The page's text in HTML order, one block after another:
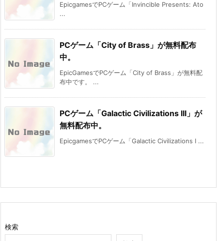
EpicgamesでPCゲーム「Invincible Presents: Ato
...
PCゲーム「City of Brass」が無料配布
中。
EpicGamesでPCゲーム「City of Brass」が無料配
布中です。 ...
PCゲーム「Galactic Civilizations III」が
無料配布中。
EpicgamesでPCゲーム「Galactic Civilizations I ...
検索